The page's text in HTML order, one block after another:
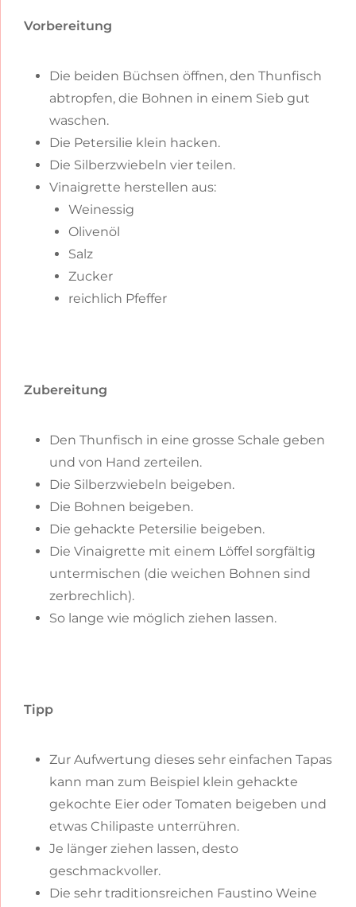
Vorbereitung
Die beiden Büchsen öffnen, den Thunfisch
abtropfen, die Bohnen in einem Sieb gut
waschen.
Die Petersilie klein hacken.
Die Silberzwiebeln vier teilen.
Vinaigrette herstellen aus:
Weinessig
Olivenöl
Salz
Zucker
reichlich Pfeffer
Zubereitung
Den Thunfisch in eine grosse Schale geben
und von Hand zerteilen.
Die Silberzwiebeln beigeben.
Die Bohnen beigeben.
Die gehackte Petersilie beigeben.
Die Vinaigrette mit einem Löffel sorgfältig
untermischen (die weichen Bohnen sind
zerbrechlich).
So lange wie möglich ziehen lassen.
Tipp
Zur Aufwertung dieses sehr einfachen Tapas
kann man zum Beispiel klein gehackte
gekochte Eier oder Tomaten beigeben und
etwas Chilipaste unterrühren.
Je länger ziehen lassen, desto
geschmackvoller.
Die sehr traditionsreichen Faustino Weine